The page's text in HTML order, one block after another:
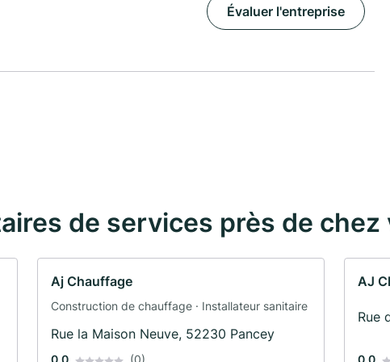
Évaluer l'entreprise
de services près de chez
Aj Chauffage
Construction de chauffage · Installateur sanitaire
Rue la Maison Neuve, 52230 Pancey
AJ
Rue